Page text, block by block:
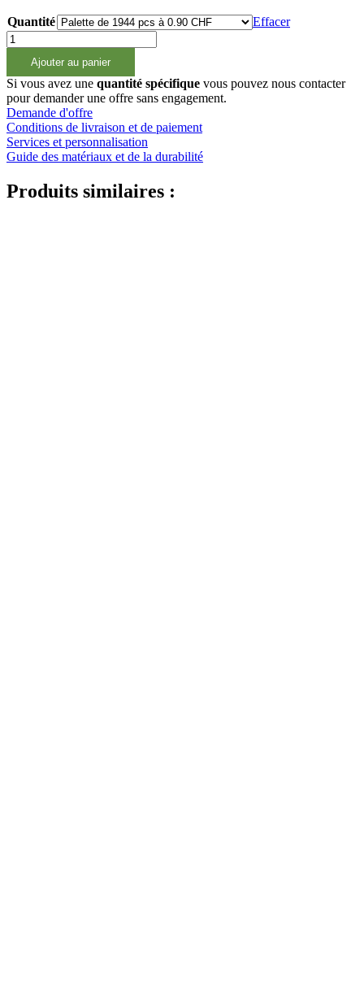
Quantité
Effacer
quantité
de
500ml
Sprühflasche
PET
Ajouter au panier
Si vous avez une quantité spécifique vous pouvez nous contacter
pour demander une offre sans engagement.
Demande d'offre
Conditions de livraison et de paiement
Services et personnalisation
Guide des matériaux et de la durabilité
Produits similaires :